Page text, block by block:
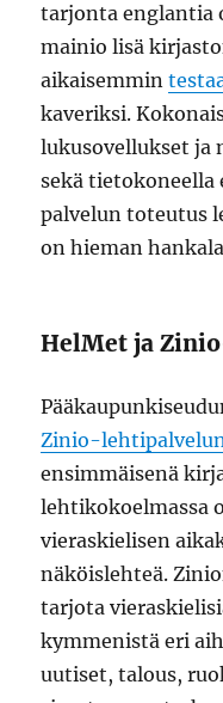
tarjonta englantia
mainio lisä
aikaisemmin
kaveriksi.
lukusovellukset ja
sekä
palvelun toteutus
on hieman
HelMet ja
Zinio-
ensimmäisenä
lehtikokoelmassa
vieraskielisen
näköislehteä.
tarjota
kymmenistä eri
uutiset, talous,